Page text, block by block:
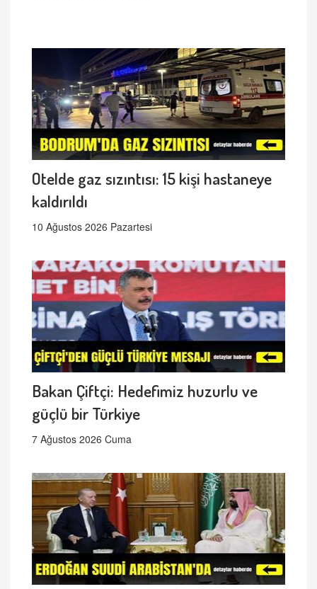
Otelde gaz sızıntısı: 15 kişi hastaneye
kaldırıldı
10 Ağustos 2026 Pazartesi
Bakan Çiftçi: Hedefimiz huzurlu ve
güçlü bir Türkiye
7 Ağustos 2026 Cuma